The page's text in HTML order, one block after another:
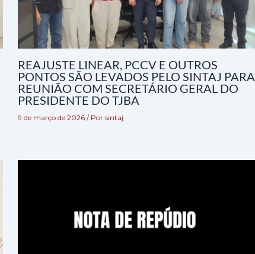
REAJUSTE LINEAR, PCCV E OUTROS
PONTOS SÃO LEVADOS PELO SINTAJ PARA
REUNIÃO COM SECRETÁRIO GERAL DO
PRESIDENTE DO TJBA
9 de março de 2026 / Por sintaj